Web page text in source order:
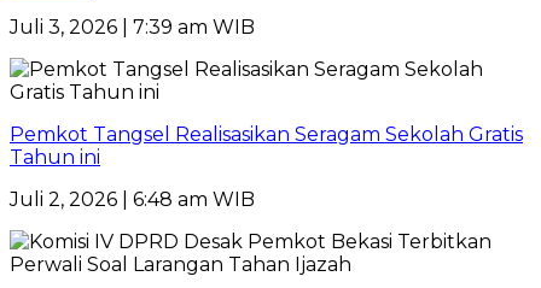
Juli 3, 2026 | 7:39 am WIB
Pemkot Tangsel Realisasikan Seragam Sekolah Gratis
Tahun ini
Juli 2, 2026 | 6:48 am WIB